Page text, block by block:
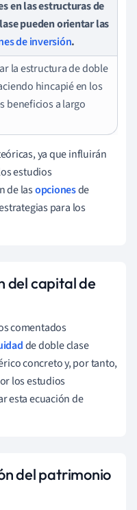
en las estructuras de
pueden orientar las
de inversión.
la estructura de doble
hincapié en los
beneficios a largo
ya que influirán
estudios
de lasopcionesde
para los
del capital de
comentados
de doble clase
concreto y, por tanto,
los estudios
esta ecuación de
del patrimonio